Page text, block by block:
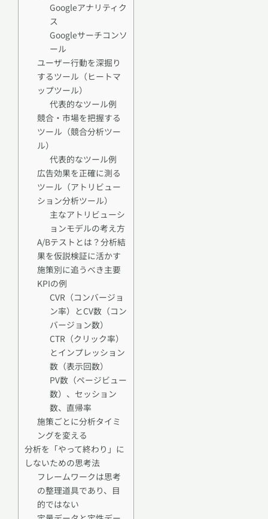
Googleアナリティク
ス
Googleサーチコンソ
ール
ユーザー行動を深掘り
するツール（ヒートマ
ップツール）
代表的なツール例
競合・市場を把握する
ツール（競合分析ツー
ル）
代表的なツール例
広告効果を正確に測る
ツール（アトリビュー
ション分析ツール）
主なアトリビューシ
ョンモデルの考え方
A/Bテストとは？分析結
果を仮説検証に活かす
施策別に追うべき主要
KPIの例
CVR（コンバージョ
ン率）とCV数（コン
バージョン数）
CTR（クリック率）
とインプレッション
数（表示回数）
PV数（ページビュー
数）、セッション
数、直帰率
施策ごとに分析タイミ
ングを変える
分析を「やって終わり」に
しないための思考法
フレームワークは思考
の整理道具であり、目
的ではない